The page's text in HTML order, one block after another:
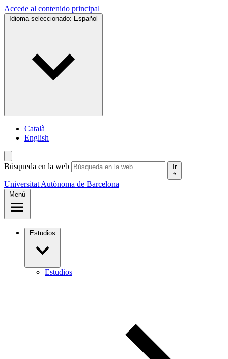
Accede al contenido principal
Idioma seleccionado: Español
Català
English
Búsqueda en la web Ir
Universitat Autònoma de Barcelona
Menú
Estudios
Estudios